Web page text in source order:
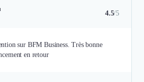
4.5/5
sur BFM Business. Très bonne
en retour